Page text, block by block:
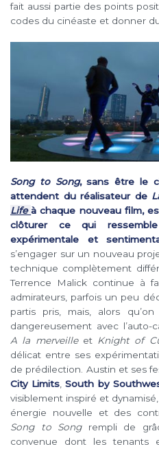
fait aussi partie des points
codes du cinéaste et donner
Song to Song, sans être le
attendent du réalisateur de
Life à chaque nouveau film,
clôturer ce qui
expérimentale et
s’engager sur un nouveau
technique complètement
Terrence Malick continue à
admirateurs, parfois un peu
partis pris, mais, alors
dangereusement avec l’auto-
A la merveilleet Knight of
délicat entre ses
de prédilection. Austin et ses
City Limits,South by
visiblement inspiré et
énergie nouvelle et des
Song to Songrempli de
convenue dont les tenants